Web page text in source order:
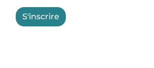
S'inscrire